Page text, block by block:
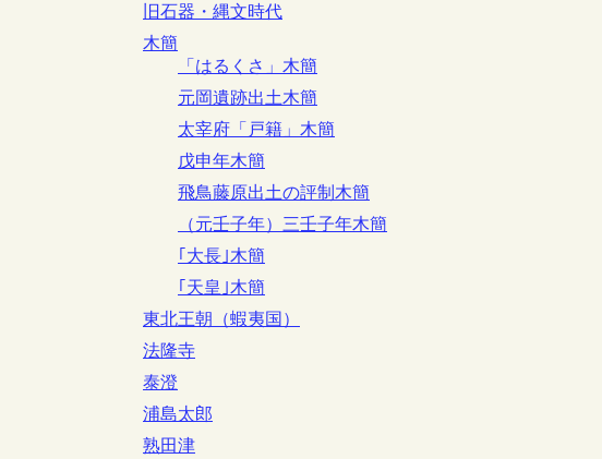
旧石器・縄文時代
木簡
「はるくさ」木簡
元岡遺跡出土木簡
太宰府「戸籍」木簡
戊申年木簡
飛鳥藤原出土の評制木簡
（元壬子年）三壬子年木簡
｢大長｣木簡
｢天皇｣木簡
東北王朝（蝦夷国）
法隆寺
泰澄
浦島太郎
熟田津